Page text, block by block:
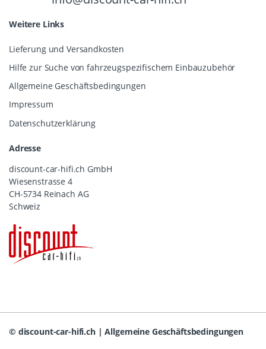
Weitere Links
Lieferung und Versandkosten
Hilfe zur Suche von fahrzeugspezifischem Einbauzubehör
Allgemeine Geschäftsbedingungen
Impressum
Datenschutzerklärung
Adresse
discount-car-hifi.ch GmbH
Wiesenstrasse 4
CH-5734 Reinach AG
Schweiz
© discount-car-hifi.ch|Allgemeine Geschäftsbedingungen